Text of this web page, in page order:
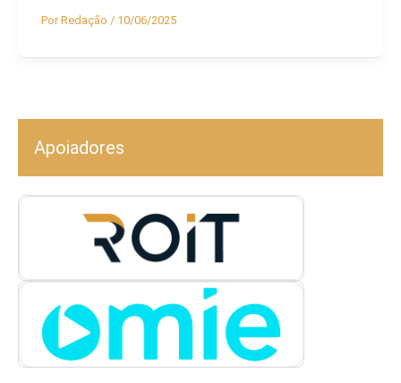
PorRedação / 10/06/2025
Apoiadores